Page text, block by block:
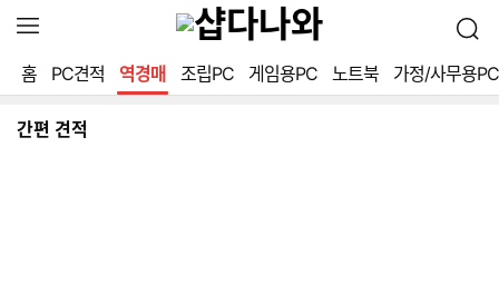
역
열
기
검
색
홈
PC견적 역경매 조립PC 게임용PC 노트북 가정/사무용PC
간편 견적